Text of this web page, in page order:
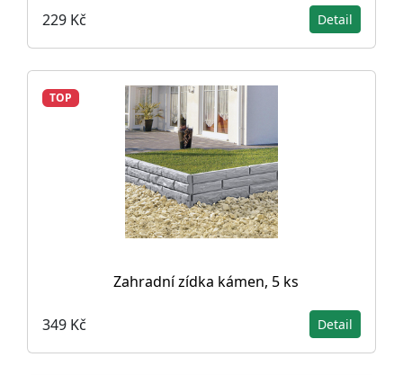
229 Kč Detail
TOP
Zahradní zídka kámen, 5 ks
349 Kč Detail